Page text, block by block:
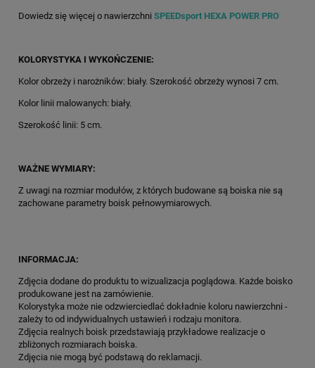
Dowiedz się więcej o nawierzchni SPEEDsport HEXA POWER PRO
KOLORYSTYKA I WYKOŃCZENIE:
Kolor obrzeży i narożników: biały. Szerokość obrzeży wynosi 7 cm.
Kolor linii malowanych: biały.
Szerokość linii: 5 cm.
WAŻNE WYMIARY:
Z uwagi na rozmiar modułów, z których budowane są boiska nie są
zachowane parametry boisk pełnowymiarowych.
INFORMACJA:
Zdjęcia dodane do produktu to wizualizacja poglądowa. Każde boisko
produkowane jest na zamówienie.
Kolorystyka może nie odzwierciedlać dokładnie koloru nawierzchni -
zależy to od indywidualnych ustawień i rodzaju monitora.
Zdjęcia realnych boisk przedstawiają przykładowe realizacje o
zbliżonych rozmiarach boiska.
Zdjęcia nie mogą być podstawą do reklamacji.